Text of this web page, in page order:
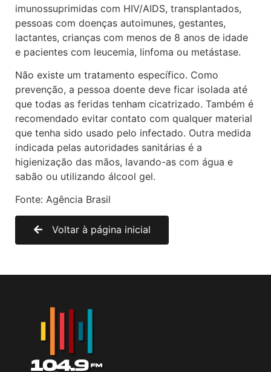
imunossuprimidas com HIV/AIDS, transplantados,
pessoas com doenças autoimunes, gestantes,
lactantes, crianças com menos de 8 anos de idade
e pacientes com leucemia, linfoma ou metástase.
Não existe um tratamento específico. Como
prevenção, a pessoa doente deve ficar isolada até
que todas as feridas tenham cicatrizado. Também é
recomendado evitar contato com qualquer material
que tenha sido usado pelo infectado. Outra medida
indicada pelas autoridades sanitárias é a
higienização das mãos, lavando-as com água e
sabão ou utilizando álcool gel.
Fonte: Agência Brasil
Voltar à página inicial